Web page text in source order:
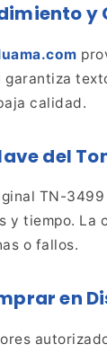
calidad.
del
TN-
y tiempo. La
o fallos.
en